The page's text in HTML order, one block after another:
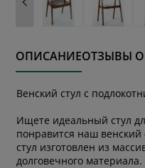
ОПИСАНИЕОТЗЫВЫ О
Венский стул с
Ищете идеальный стул
понравится наш венский
стул изготовлен из
долговечного материала.